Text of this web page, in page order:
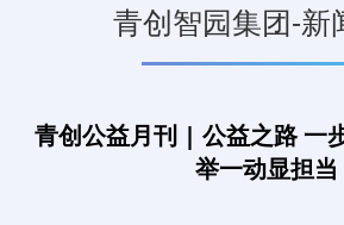
青创智园集团-新
青创公益月刊 | 公益之路 一
举一动显担当